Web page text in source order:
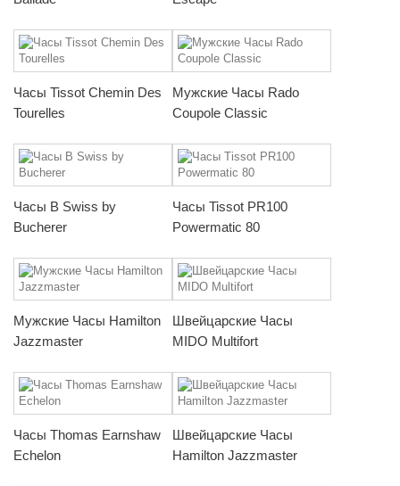
Часы Tissot Chemin Des
Tourelles
Мужские Часы Rado
Coupole Classic
Часы B Swiss by
Bucherer
Часы Tissot PR100
Powermatic 80
Мужские Часы Hamilton
Jazzmaster
Швейцарские Часы
MIDO Multifort
Часы Thomas Earnshaw
Echelon
Швейцарские Часы
Hamilton Jazzmaster